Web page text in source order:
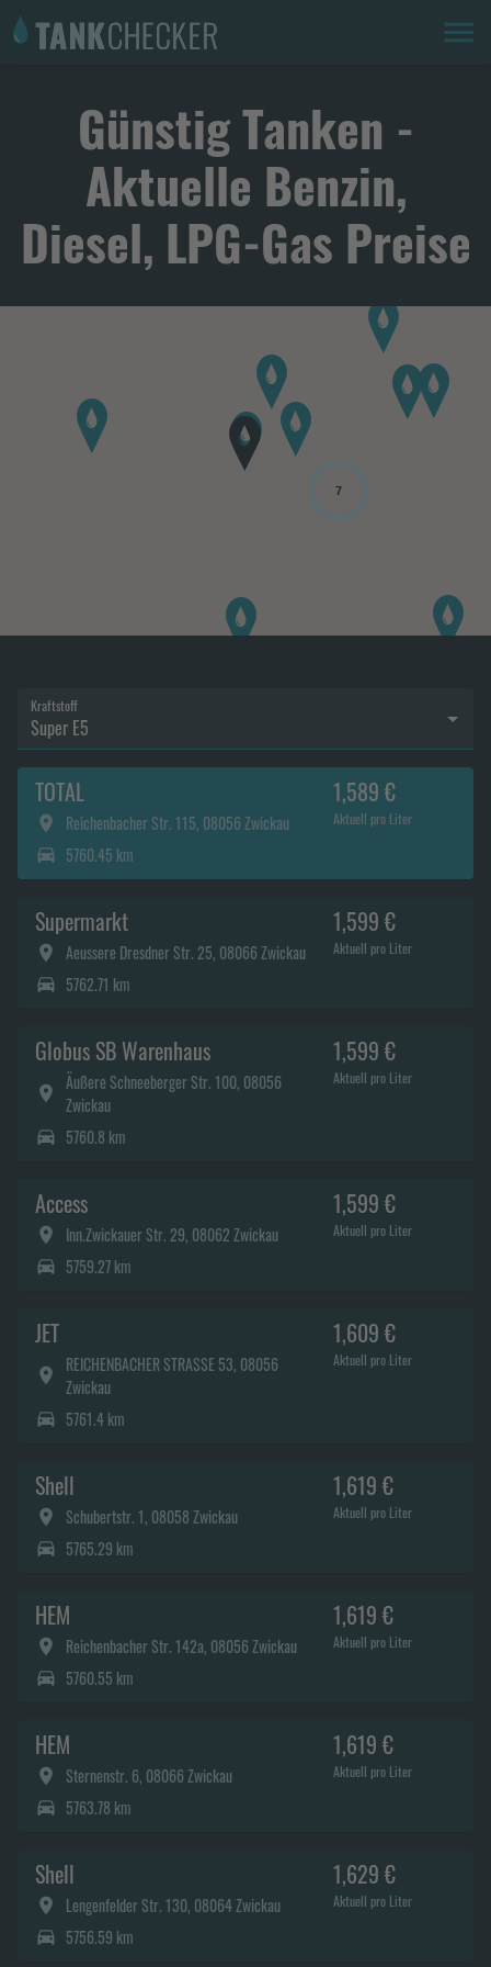
Günstig Tanken -
Aktuelle Benzin,
Diesel, LPG-Gas Preise
7
Kraftstoff
Super E5
TOTAL
Reichenbacher Str. 115, 08056 Zwickau
5760.45 km
1,589 €
Aktuell pro Liter
Supermarkt
Aeussere Dresdner Str. 25, 08066 Zwickau
5762.71 km
1,599 €
Aktuell pro Liter
Globus SB Warenhaus
Äußere Schneeberger Str. 100, 08056
Zwickau
5760.8 km
1,599 €
Aktuell pro Liter
Access
Inn.Zwickauer Str. 29, 08062 Zwickau
5759.27 km
1,599 €
Aktuell pro Liter
JET
REICHENBACHER STRASSE 53, 08056
Zwickau
5761.4 km
1,609 €
Aktuell pro Liter
Shell
Schubertstr. 1, 08058 Zwickau
5765.29 km
1,619 €
Aktuell pro Liter
HEM
Reichenbacher Str. 142a, 08056 Zwickau
5760.55 km
1,619 €
Aktuell pro Liter
HEM
Sternenstr. 6, 08066 Zwickau
5763.78 km
1,619 €
Aktuell pro Liter
Shell
Lengenfelder Str. 130, 08064 Zwickau
5756.59 km
1,629 €
Aktuell pro Liter